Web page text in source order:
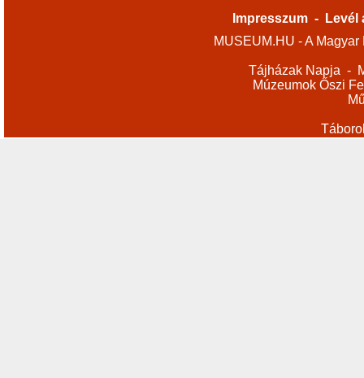
Impresszum -
Levél
MUSEUM.HU - A
Tájházak Napja -
Múzeumok Őszi